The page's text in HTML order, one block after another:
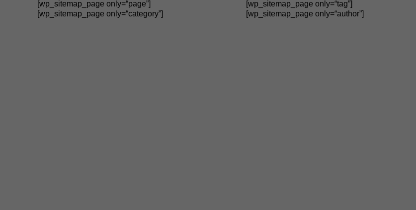
[wp_sitemap_page only=“page”]
[wp_sitemap_page only=“category”]
[wp_sitemap_page only=“tag”]
[wp_sitemap_page only=“author”]